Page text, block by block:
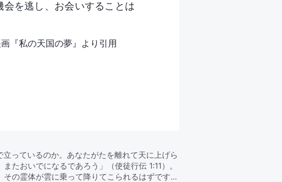
を逃し、お会いすることは
『私の天国の夢』より引用
っているのか。あなたがたを離れて天に上げら
たおいでになるであろう」（使徒行伝 1:11）。
の霊体が雲に乗って降りてこられるはずです。